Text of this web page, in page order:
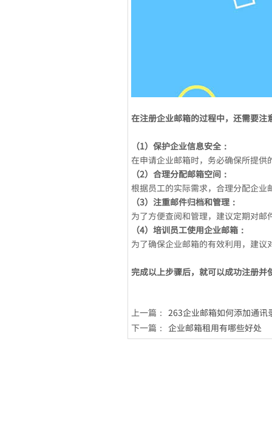
在注册企业邮箱的过程中，还需要注
（1）保护企业信息安全：
在申请企业邮箱时，务必确保所提
（2）合理分配邮箱空间：
根据员工的实际需求，合理分配企
（3）注重邮件归档和管理：
为了方便查阅和管理，建议定期对邮
（4）培训员工使用企业邮箱：
为了确保企业邮箱的有效利用，建
完成以上步骤后，就可以成功注册
上一篇： 263企业邮箱如何添加通讯
下一篇： 企业邮箱租用有哪些好处